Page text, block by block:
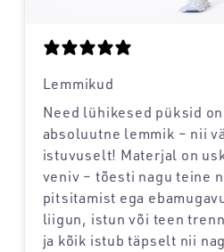
Lemmikud
Need lühikesed püksid
absoluutne lemmik – nii
istuvuselt! Materjal on
veniv – tõesti nagu teine
pitsitamist ega
liigun, istun või teen
ja kõik istub täpselt nii